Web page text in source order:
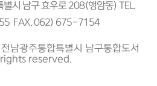
시 남구 효우로 208(행암동) TEL.
FAX. 062) 675-7154
남광주통합특별시 남구통합도서
reserved.